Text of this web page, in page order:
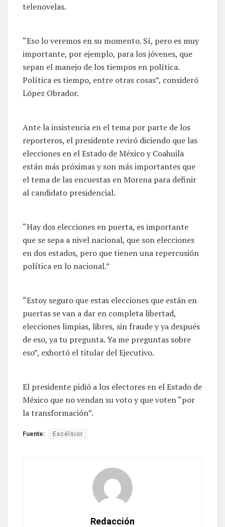
telenovelas.
“Eso lo veremos en su momento. Sí, pero es muy
importante, por ejemplo, para los jóvenes, que
sepan el manejo de los tiempos en política.
Política es tiempo, entre otras cosas”, consideró
López Obrador.
Ante la insistencia en el tema por parte de los
reporteros, el presidente reviró diciendo que las
elecciones en el Estado de México y Coahuila
están más próximas y son más importantes que
el tema de las encuestas en Morena para definir
al candidato presidencial.
“Hay dos elecciones en puerta, es importante
que se sepa a nivel nacional, que son elecciones
en dos estados, pero que tienen una repercusión
política en lo nacional.”
“Estoy seguro que estas elecciones que están en
puertas se van a dar en completa libertad,
elecciones limpias, libres, sin fraude y ya después
de eso, ya tu pregunta. Ya me preguntas sobre
eso”, exhortó el titular del Ejecutivo.
El presidente pidió a los electores en el Estado de
México que no vendan su voto y que voten “por
la transformación”.
Fuente: Excélsior
Redacción